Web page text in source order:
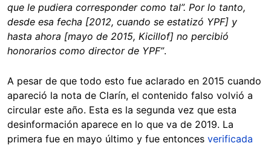
que le pudiera corresponder como tal”. Por lo tanto,
desde esa fecha [2012, cuando se estatizó YPF] y
hasta ahora [mayo de 2015, Kicillof] no percibió
honorarios como director de YPF”.
A pesar de que todo esto fue aclarado en 2015 cuando
apareció la nota de Clarín, el contenido falso volvió a
circular este año. Esta es la segunda vez que esta
desinformación aparece en lo que va de 2019. La
primera fue en mayo último y fue entonces verificada